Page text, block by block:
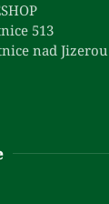
513
nad Jizerou